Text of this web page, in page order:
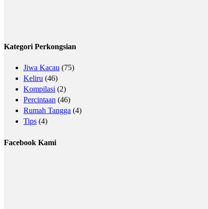
Kategori Perkongsian
Jiwa Kacau (75)
Keliru (46)
Kompilasi (2)
Percintaan (46)
Rumah Tangga (4)
Tips (4)
Facebook Kami